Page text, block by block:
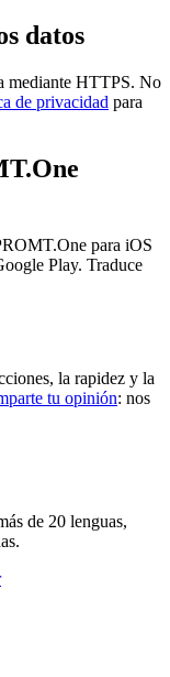
datos
mediante HTTPS. No
de privacidad para
para iOS
Play. Traduce
la rapidez y la
tu opinión: nos
de 20 lenguas,